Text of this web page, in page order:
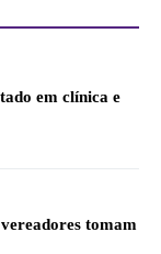
em clínica e
tomam